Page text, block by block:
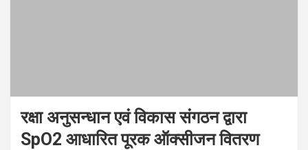
रक्षा अनुसन्धान एवं विकास संगठन द्वारा
SpO2 आधारित पूरक ऑक्सीजन वितरण